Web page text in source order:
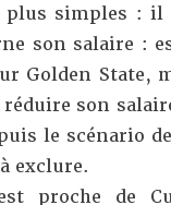
plus simples : il
son salaire :
Golden State,
son
le scénario
exclure.
proche de